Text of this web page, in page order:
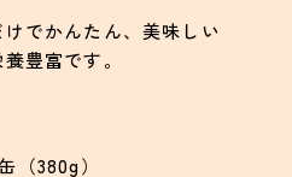
でかんたん、美味しい
豊富です。
380g）